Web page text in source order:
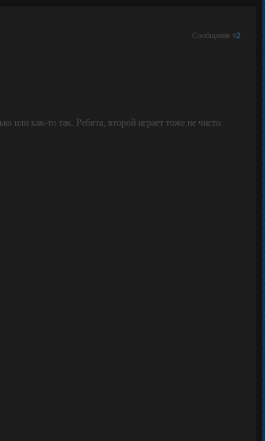
Сообщение #2
или как-то так. Ребята, второй играет тоже не чисто.